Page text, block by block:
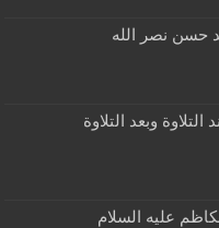
حسن نصر الله
وبعد التلاوة
عليه السلام